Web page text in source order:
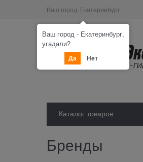
Ваш город: Екатеринбург
Каталог товаров
Бренды
Ваш город - Екатеринбург,
угадали?
Да Нет